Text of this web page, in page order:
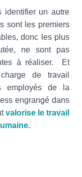
identifier un autre
sont les premiers
donc les plus
ne sont pas
à réaliser. Et
de travail
employés de la
engrangé dans
valorise le travail